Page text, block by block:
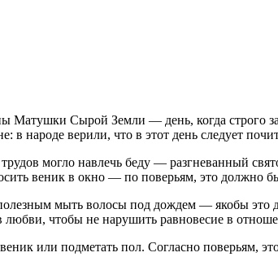
Матушки Сырой Земли — день, когда строго
народе верили, что в этот день следует
могло навлечь беду — разгневанный
веник в окно — по поверьям, это должно
мыть волосы под дождем — якобы это
любви, чтобы не нарушить равновесие в
или подметать пол. Согласно поверьям,